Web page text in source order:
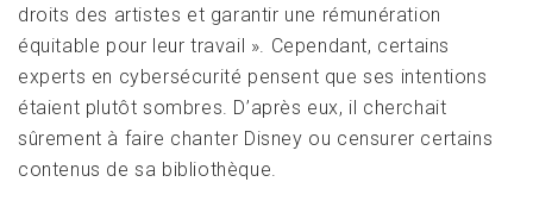
droits des artistes et garantir une rémunération
équitable pour leur travail ». Cependant, certains
experts en cybersécurité pensent que ses intentions
étaient plutôt sombres. D’après eux, il cherchait
sûrement à faire chanter Disney ou censurer certains
contenus de sa bibliothèque.